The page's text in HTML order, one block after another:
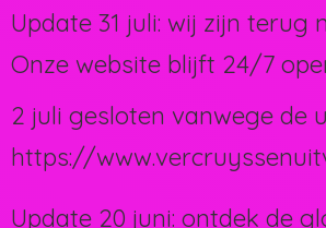
Update 31 juli: wij zijn terug
Onze website blijft 24/7
2 juli gesloten vanwege de
https://
Update 20 juni: ontdek de